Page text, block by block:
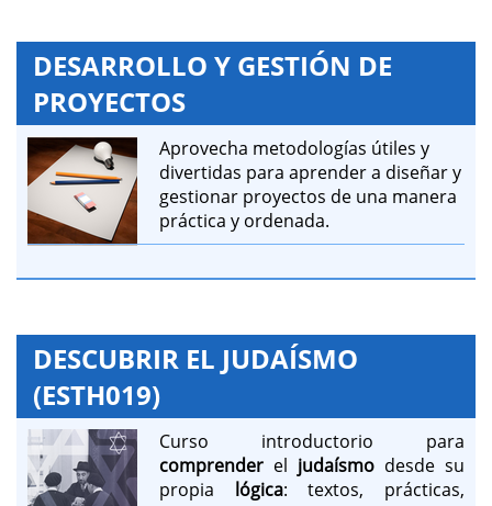
DESARROLLO Y GESTIÓN DE
PROYECTOS
Aprovecha metodologías útiles y
divertidas para aprender a diseñar y
gestionar proyectos de una manera
práctica y ordenada.
DESCUBRIR EL JUDAÍSMO
(ESTH019)
Curso introductorio para
comprender el judaísmo desde su
propia lógica: textos, prácticas,